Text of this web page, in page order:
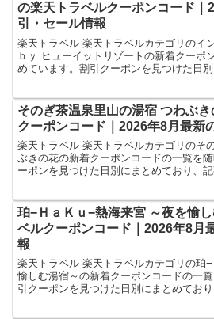
の楽天トラベルクーポンコード｜
引・セール情報
楽天トラベル 楽天トラベルカテゴリのイ
ｂｙ ヒューイットリゾートの新着クーポ
めています。割引クーポンを見つけた日
にあるものが最新の割引クーポンになり
そのぎ茶温泉里山の湯宿 つわぶ
クーポンコード｜2026年8月最新
楽天トラベル 楽天トラベルカテゴリのそ
ぶきの花の新着クーポンコードの一覧を
ーポンを見つけた日別にまとめており、
割引クーポンになります。ホテル・旅館
珀−ＨａＫｕ−熱海来宮 ～夜を愉
ベルクーポンコード｜2026年8月
報
楽天トラベル 楽天トラベルカテゴリの珀
愉しむ湯宿～の新着クーポンコードの一
引クーポンを見つけた日別にまとめてお
新の割引クーポンになります。ホテル・